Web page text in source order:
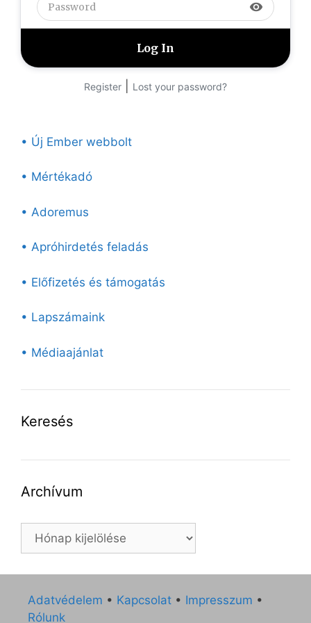
visibility
Register Lost your password?
• Új Ember webbolt
• Mértékadó
• Adoremus
• Apróhirdetés feladás
• Előfizetés és támogatás
• Lapszámaink
• Médiaajánlat
Keresés
Archívum
Archívum
Adatvédelem • Kapcsolat • Impresszum •
Rólunk